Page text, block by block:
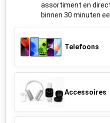
assortiment en
binnen 30 minuten
Telefoons
Accessoires